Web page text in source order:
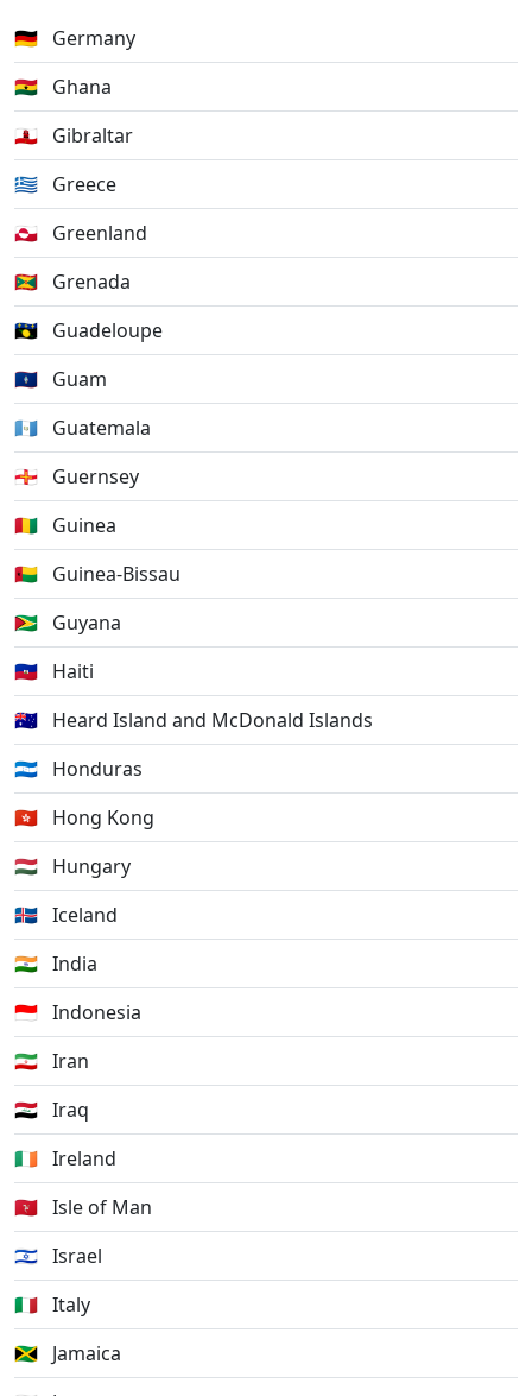
🇩🇪 Germany
🇬🇭 Ghana
🇬🇮 Gibraltar
🇬🇷 Greece
🇬🇱 Greenland
🇬🇩 Grenada
🇬🇵 Guadeloupe
🇬🇺 Guam
🇬🇹 Guatemala
🇬🇬 Guernsey
🇬🇳 Guinea
🇬🇼 Guinea-Bissau
🇬🇾 Guyana
🇭🇹 Haiti
🇭🇲 Heard Island and McDonald Islands
🇭🇳 Honduras
🇭🇰 Hong Kong
🇭🇺 Hungary
🇮🇸 Iceland
🇮🇳 India
🇮🇩 Indonesia
🇮🇷 Iran
🇮🇶 Iraq
🇮🇪 Ireland
🇮🇲 Isle of Man
🇮🇱 Israel
🇮🇹 Italy
🇯🇲 Jamaica